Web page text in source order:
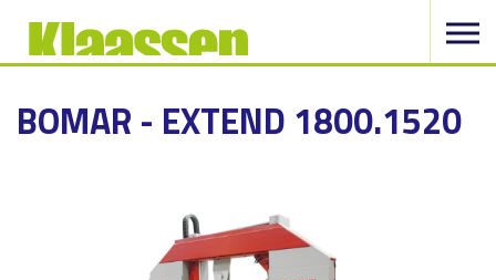
BOMAR - EXTEND 1800.1520